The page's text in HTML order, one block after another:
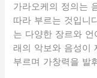
가라오케의 정의는
따라 부르는 것입니
는 다양한 장르와
래의 악보와 음성이
부르며 가창력을 발